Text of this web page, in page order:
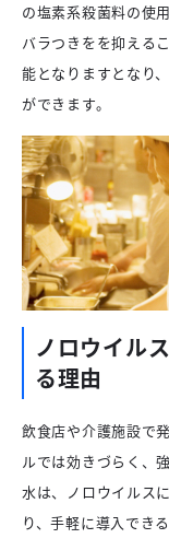
の塩素系殺菌料の使
バラつきをを抑える
能となりますとなり
ができます。
ノロウイル
る理由
飲食店や介護施設で
ルでは効きづらく、
水は、ノロウイルス
り、手軽に導入でき